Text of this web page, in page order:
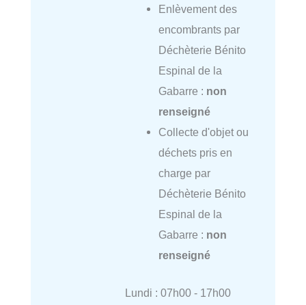
Enlèvement des
encombrants par
Déchèterie Bénito
Espinal de la
Gabarre : non
renseigné
Collecte d'objet ou
déchets pris en
charge par
Déchèterie Bénito
Espinal de la
Gabarre : non
renseigné
Lundi : 07h00 - 17h00